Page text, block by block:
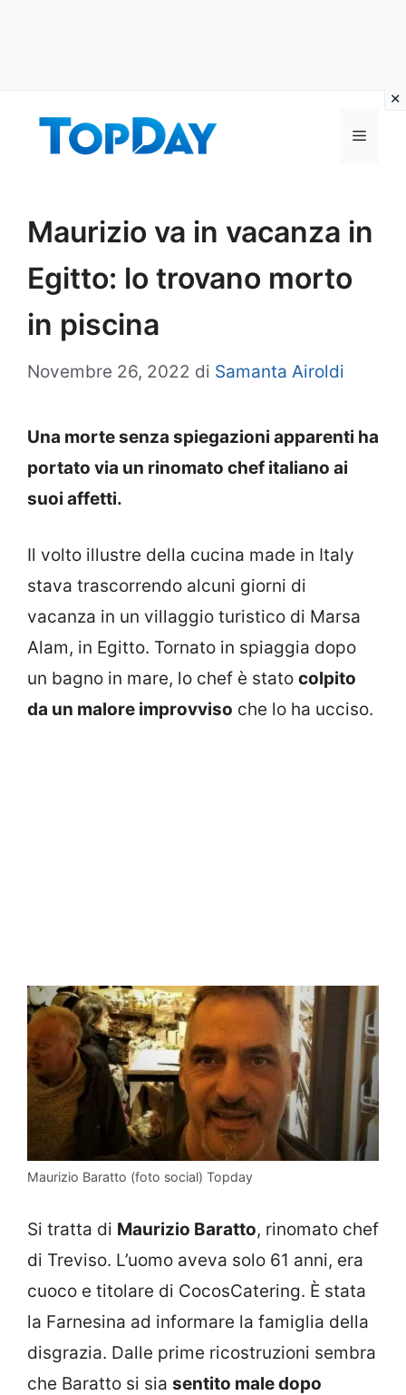
Menu
Maurizio va in vacanza in
Egitto: lo trovano morto
in piscina
Novembre 26, 2022 di Samanta Airoldi
Una morte senza spiegazioni apparenti ha
portato via un rinomato chef italiano ai
suoi affetti.
Il volto illustre della cucina made in Italy
stava trascorrendo alcuni giorni di
vacanza in un villaggio turistico di Marsa
Alam, in Egitto. Tornato in spiaggia dopo
un bagno in mare, lo chef è stato colpito
da un malore improvviso che lo ha ucciso.
Maurizio Baratto (foto social) Topday
Si tratta di Maurizio Baratto, rinomato chef
di Treviso. L’uomo aveva solo 61 anni, era
cuoco e titolare di CocosCatering. È stata
la Farnesina ad informare la famiglia della
disgrazia. Dalle prime ricostruzioni sembra
che Baratto si sia sentito male dopo